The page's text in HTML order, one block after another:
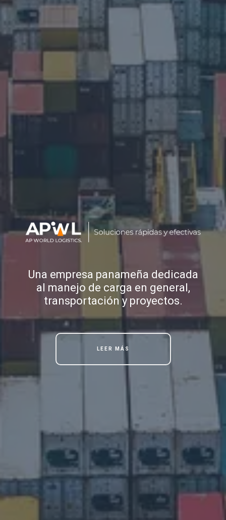
Una empresa panameña dedicada
al manejo de carga en general,
transportación y proyectos.
LEER MÁS